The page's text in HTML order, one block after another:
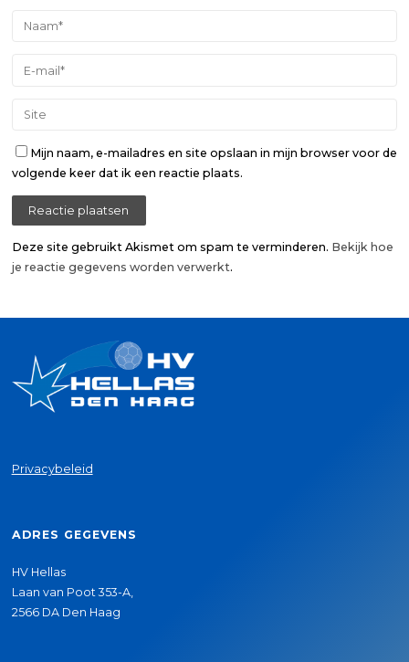
Mijn naam, e-mailadres en site opslaan in mijn browser voor de
volgende keer dat ik een reactie plaats.
Deze site gebruikt Akismet om spam te verminderen. Bekijk hoe
je reactie gegevens worden verwerkt.
Privacybeleid
ADRES GEGEVENS
HV Hellas
Laan van Poot 353-A,
2566 DA Den Haag